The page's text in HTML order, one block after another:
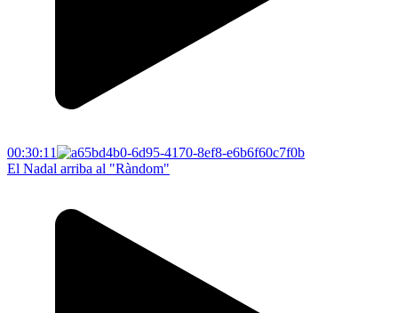
00:30:11
El Nadal arriba al "Ràndom"